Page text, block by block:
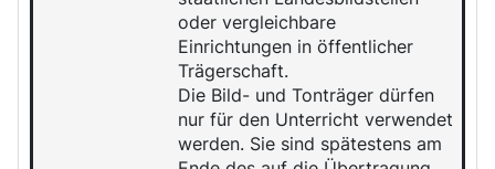
oder vergleichbare
Einrichtungen in öffentlicher
Trägerschaft.
Die Bild- und Tonträger dürfen
nur für den Unterricht verwendet
werden. Sie sind spätestens am